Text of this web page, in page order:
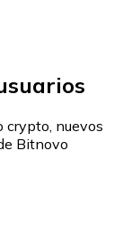
crypto, nuevos
Bitnovo